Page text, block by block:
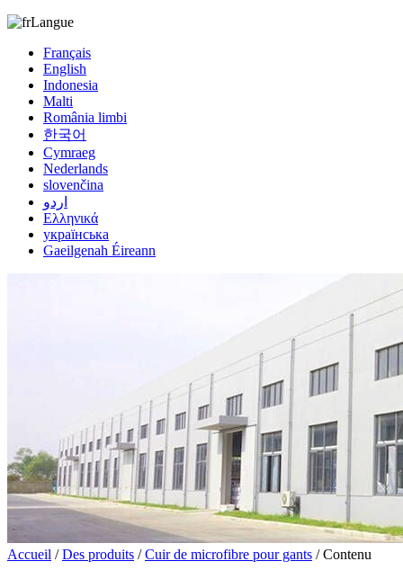
Langue
Français
English
Indonesia
Malti
România limbi
한국어
Cymraeg
Nederlands
slovenčina
اردو
Ελληνικά
українська
Gaeilgenah Éireann
Accueil /Des produits /Cuir de microfibre pour gants / Contenu